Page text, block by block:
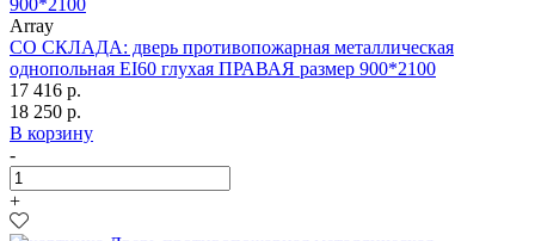
Array
СО СКЛАДА: дверь противопожарная металлическая
однопольная EI60 глухая ПРАВАЯ размер 900*2100
17 416 р.
18 250 р.
В корзину
-
+